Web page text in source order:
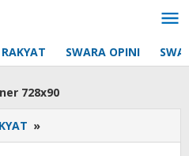
SWARA OPINI
»
RADIKALISME